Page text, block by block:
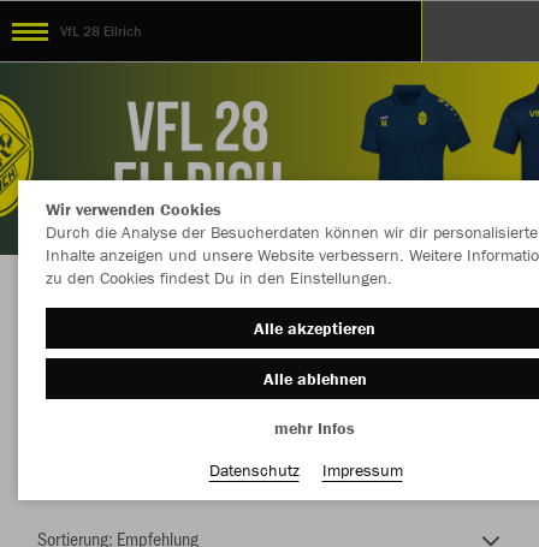
VfL 28 Ellrich
Herzlich Willkommen im Teamshop VfL 28
Ellrich
Wir verwenden Cookies
Durch die Analyse der Besucherdaten können wir dir personalisierte
Inhalte anzeigen und unsere Website verbessern. Weitere
zu den Cookies findest Du in den Einstellungen.
Alle akzeptieren
Alle ablehnen
mehr Infos
Datenschutz
Impressum